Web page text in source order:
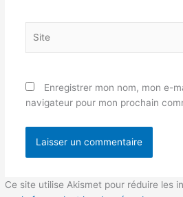
Enregistrer mon nom, mon e-
navigateur pour mon prochain
Ce site utilise Akismet pour réduire les